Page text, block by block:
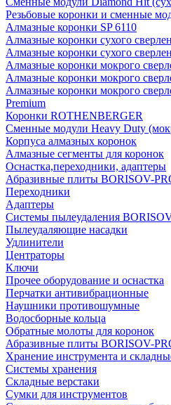
Резьбовые коронки и сменные
Алмазные коронки SP 6110
Алмазные коронки сухого
Алмазные коронки сухого
Алмазные коронки мокрого
Алмазные коронки мокрого
Алмазные коронки мокрого
Premium
Коронки ROTHENBERGER
Сменные модули Heavy Duty
Корпуса алмазных коронок
Алмазные сегменты для коронок
Оснастка,переходники, адаптеры
Абразивные плиты BORISOV-
Переходники
Адаптеры
Системы пылеудаления
Пылеудаляющие насадки
Удлинители
Центраторы
Ключи
Прочее оборудование и оснастка
Перчатки антивибрационные
Наушники противошумные
Водосборные кольца
Обратные молоты для коронок
Абразивные плиты BORISOV-
Хранение инструмента и
Системы хранения
Складные верстаки
Сумки для инструментов